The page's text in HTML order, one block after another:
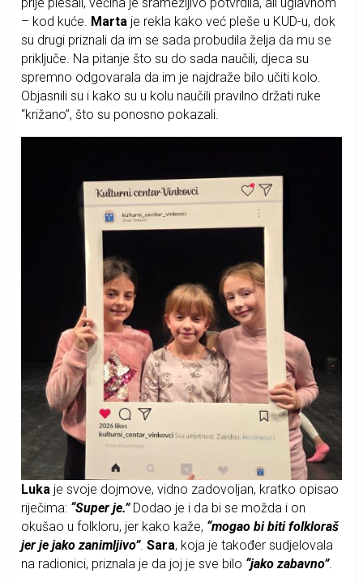
prije plesali, većina je sramežljivo potvrdila, ali uglavnom
– kod kuće. Marta je rekla kako već pleše u KUD-u, dok
su drugi priznali da im se sada probudila želja da mu se
priključe. Na pitanje što su do sada naučili, djeca su
spremno odgovarala da im je najdraže bilo učiti kolo.
Objasnili su i kako su u kolu naučili pravilno držati ruke
“križano”, što su ponosno pokazali.
Luka je svoje dojmove, vidno zadovoljan, kratko opisao
riječima: “Super je.”Dodao je i da bi se možda i on
okušao u folkloru, jer kako kaže, “mogao bi biti folkloraš
jer je jako zanimljivo”.Sara, koja je također sudjelovala
na radionici, priznala je da joj je sve bilo “jako zabavno”.